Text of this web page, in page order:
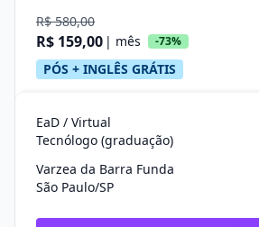
R$ 580,00
R$ 159,00 | mês -73%
PÓS + INGLÊS GRÁTIS
EaD / Virtual
Tecnólogo (graduação)
Varzea da Barra Funda
São Paulo/SP